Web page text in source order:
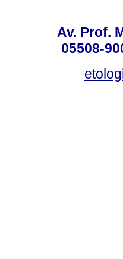
Av. Prof.
05508-